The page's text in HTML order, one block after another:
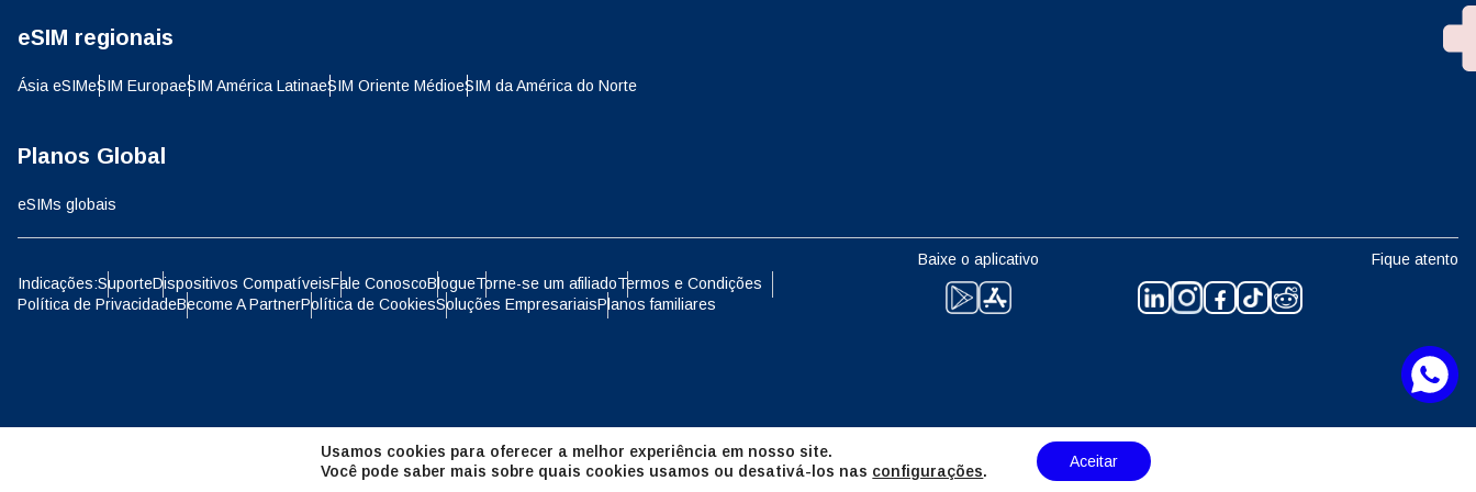
eSIM regionais
Ásia eSIMeSIM EuropaeSIM América LatinaeSIM Oriente MédioeSIM da América do Norte
Planos Global
eSIMs globais
Indicações:SuporteDispositivos CompatíveisFale ConoscoBlogueTorne-se um afiliadoTermos e Condições
Política de PrivacidadeBecome A PartnerPolítica de CookiesSoluções EmpresariaisPlanos familiares
Baixe o aplicativo Fique atento
Polski
简体中文 繁體中文
CAD - Dólar Canadense
CHF - Franco Suíço NZD - Dólar Neozelandês
Usamos cookies para oferecer a melhor experiência em nosso site.
Você pode saber mais sobre quais cookies usamos ou desativá-los nas configurações.
Aceitar